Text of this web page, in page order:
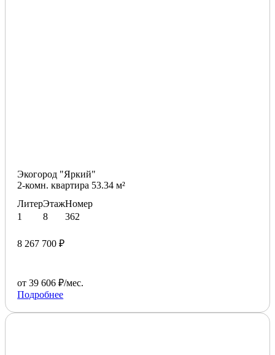
Экогород "Яркий"
2-комн. квартира 53.34 м²
Литер
1
Этаж
8
Номер
362
8 267 700 ₽
от 39 606 ₽/мес.
Подробнее